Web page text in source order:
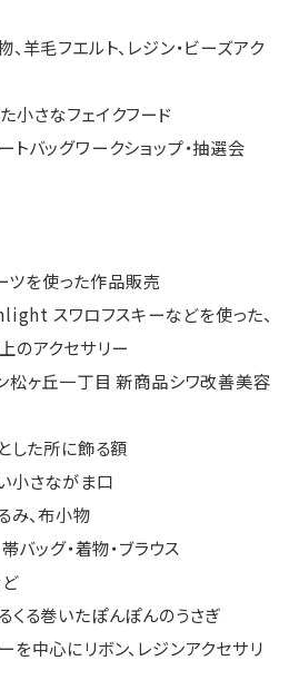
羊毛フエルト、レジン・ビーズアク
さなフェイクフード
バッグワークショップ・抽選会
を使った作品販売
スワロフスキーなどを使った、
のアクセサリー
松ヶ丘一丁目 新商品シワ改善美容
した所に飾る額
さながま口
み、布小物
バッグ・着物・ブラウス
る巻いたぽんぽんのうさぎ
中心にリボン、レジンアクセサリ